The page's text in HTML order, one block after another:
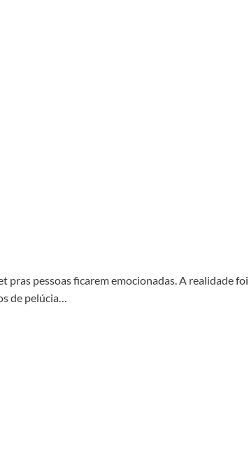
pras pessoas ficarem emocionadas. A realidade foi
de pelúcia…